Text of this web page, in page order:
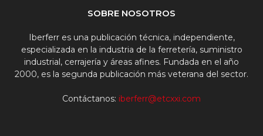
SOBRE NOSOTROS
Iberferr es una publicación técnica, independiente,
especializada en la industria de la ferretería, suministro
industrial, cerrajería y áreas afines. Fundada en el año
2000, es la segunda publicación más veterana del sector.
Contáctanos: iberferr@etcxxi.com